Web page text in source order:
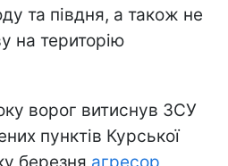
та півдня, а також не
на територію
ворог витиснув ЗСУ
пунктів Курської
березня агресор